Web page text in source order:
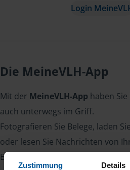
Zustimmung Details
Login
Die MeineVLH-App
Mit der MeineVLH-App haben
auch unterwegs im Griff.
Fotografieren Sie Belege, laden
oder lesen Sie Nachrichten von
Berater – jederzeit und von überall.